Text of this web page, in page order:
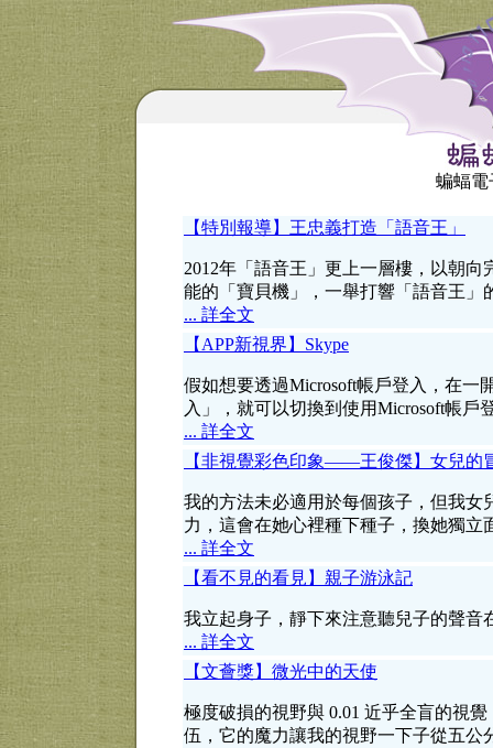
蝙蝠電
【特別報導】王忠義打造「語音王」
2012年「語音王」更上一層樓，以朝
能的「寶貝機」，一舉打響「語音王」
... 詳全文
【APP新視界】Skype
假如想要透過Microsoft帳戶登入，在一
入」，就可以切換到使用Microsoft帳戶
... 詳全文
【非視覺彩色印象——王俊傑】女兒的
我的方法未必適用於每個孩子，但我
力，這會在她心裡種下種子，換她獨立
... 詳全文
【看不見的看見】親子游泳記
我立起身子，靜下來注意聽兒子的聲
... 詳全文
【文薈獎】微光中的天使
極度破損的視野與 0.01 近乎全盲的視
伍，它的魔力讓我的視野一下子從五公